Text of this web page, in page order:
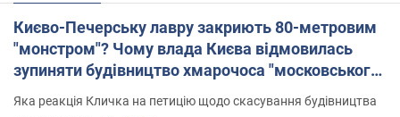
Києво-Печерську лавру закриють 80-метровим
"монстром"? Чому влада Києва відмовилась
зупиняти будівництво хмарочоса "московського
вірянина"
Яка реакція Кличка на петицію щодо скасування будівництва